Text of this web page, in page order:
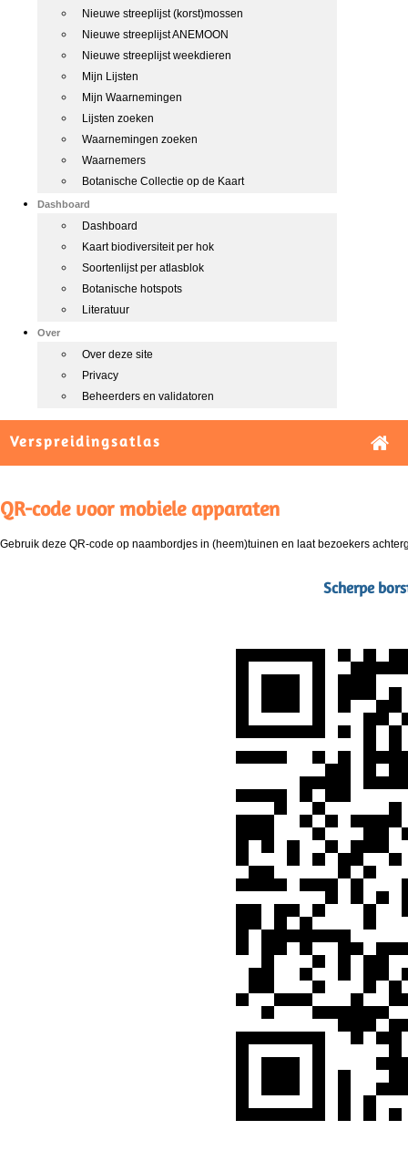
Nieuwe streeplijst (korst)mossen
Nieuwe streeplijst ANEMOON
Nieuwe streeplijst weekdieren
Mijn Lijsten
Mijn Waarnemingen
Lijsten zoeken
Waarnemingen zoeken
Waarnemers
Botanische Collectie op de Kaart
Dashboard
Dashboard
Kaart biodiversiteit per hok
Soortenlijst per atlasblok
Botanische hotspots
Literatuur
Over
Over deze site
Privacy
Beheerders en validatoren
Verspreidingsatlas
QR-code voor mobiele apparaten
Gebruik deze QR-code op naambordjes in (heem)tuinen en laat bezoekers
Scherpe